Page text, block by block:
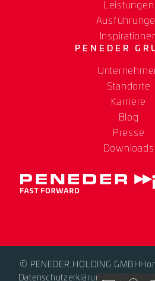
Leistungen
PENEDER
Standorte
Karriere
Blog
Presse
Downloads
© PENEDER HOLDING GMBH
DatenschutzerklärungAGB